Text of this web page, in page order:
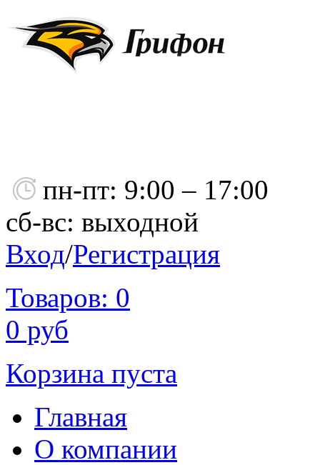
пн-пт: 9:00 – 17:00
сб-вс: выходной
Вход/Регистрация
Товаров: 0
0 руб
Корзина пуста
Главная
О компании